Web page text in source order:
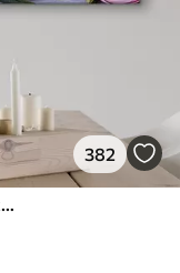
382
Букет великих пишних рожево-білих квітів півонії із зеленим листям на м’якому розмитому фоні